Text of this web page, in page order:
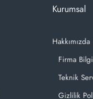
Kurumsal
Hakkımızda
Firma
Teknik
Gizlilik